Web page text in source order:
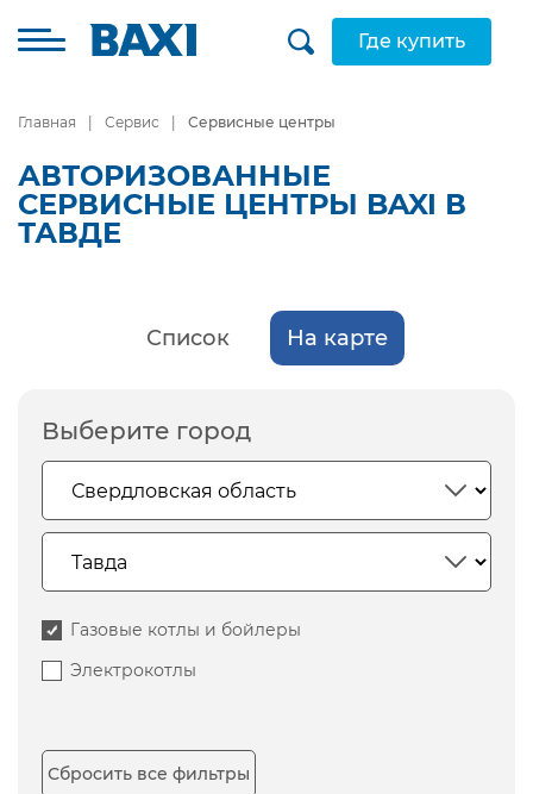
Где купить
Главная Сервис Сервисные центры
АВТОРИЗОВАННЫЕ
СЕРВИСНЫЕ ЦЕНТРЫ BAXI В
ТАВДЕ
Список На карте
Выберите город
Газовые котлы и бойлеры
Электрокотлы
Сбросить все фильтры